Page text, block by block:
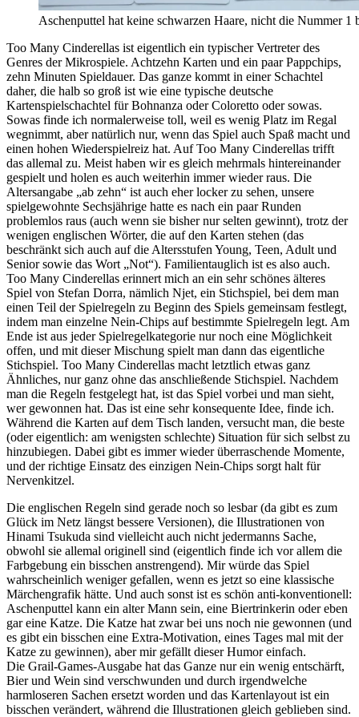
Aschenputtel hat keine schwarzen Haare, nicht die Nummer
Too Many Cinderellas ist eigentlich ein typischer Vertreter des
Genres der Mikrospiele. Achtzehn Karten und ein paar Pappchips,
zehn Minuten Spieldauer. Das ganze kommt in einer Schachtel
daher, die halb so groß ist wie eine typische deutsche
Kartenspielschachtel für Bohnanza oder Coloretto oder sowas.
Sowas finde ich normalerweise toll, weil es wenig Platz im Regal
wegnimmt, aber natürlich nur, wenn das Spiel auch Spaß macht und
einen hohen Wiederspielreiz hat. Auf Too Many Cinderellas trifft
das allemal zu. Meist haben wir es gleich mehrmals hintereinander
gespielt und holen es auch weiterhin immer wieder raus. Die
Altersangabe „ab zehn“ ist auch eher locker zu sehen, unsere
spielgewohnte Sechsjährige hatte es nach ein paar Runden
problemlos raus (auch wenn sie bisher nur selten gewinnt), trotz der
wenigen englischen Wörter, die auf den Karten stehen (das
beschränkt sich auch auf die Altersstufen Young, Teen, Adult und
Senior sowie das Wort „Not“). Familientauglich ist es also auch.
Too Many Cinderellas erinnert mich an ein sehr schönes älteres
Spiel von Stefan Dorra, nämlich Njet, ein Stichspiel, bei dem man
einen Teil der Spielregeln zu Beginn des Spiels gemeinsam festlegt,
indem man einzelne Nein-Chips auf bestimmte Spielregeln legt. Am
Ende ist aus jeder Spielregelkategorie nur noch eine Möglichkeit
offen, und mit dieser Mischung spielt man dann das eigentliche
Stichspiel. Too Many Cinderellas macht letztlich etwas ganz
Ähnliches, nur ganz ohne das anschließende Stichspiel. Nachdem
man die Regeln festgelegt hat, ist das Spiel vorbei und man sieht,
wer gewonnen hat. Das ist eine sehr konsequente Idee, finde ich.
Während die Karten auf dem Tisch landen, versucht man, die beste
(oder eigentlich: am wenigsten schlechte) Situation für sich selbst zu
hinzubiegen. Dabei gibt es immer wieder überraschende Momente,
und der richtige Einsatz des einzigen Nein-Chips sorgt halt für
Nervenkitzel.
Die englischen Regeln sind gerade noch so lesbar (da gibt es zum
Glück im Netz längst bessere Versionen), die Illustrationen von
Hinami Tsukuda sind vielleicht auch nicht jedermanns Sache,
obwohl sie allemal originell sind (eigentlich finde ich vor allem die
Farbgebung ein bisschen anstrengend). Mir würde das Spiel
wahrscheinlich weniger gefallen, wenn es jetzt so eine klassische
Märchengrafik hätte. Und auch sonst ist es schön anti-konventionell:
Aschenputtel kann ein alter Mann sein, eine Biertrinkerin oder eben
gar eine Katze. Die Katze hat zwar bei uns noch nie gewonnen (und
es gibt ein bisschen eine Extra-Motivation, eines Tages mal mit der
Katze zu gewinnen), aber mir gefällt dieser Humor einfach.
Die Grail-Games-Ausgabe hat das Ganze nur ein wenig entschärft,
Bier und Wein sind verschwunden und durch irgendwelche
harmloseren Sachen ersetzt worden und das Kartenlayout ist ein
bisschen verändert, während die Illustrationen gleich geblieben sind.